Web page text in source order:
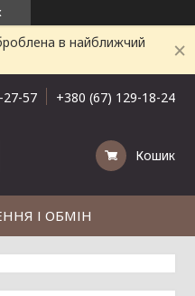
в найближчий
27-57 +380 (67) 129-18-24
Кошик
І ОБМІН